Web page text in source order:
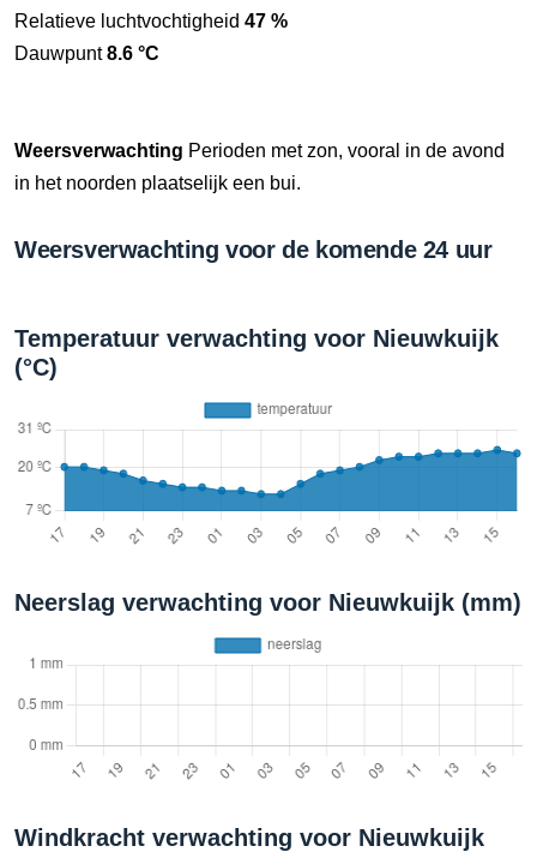
Relatieve luchtvochtigheid 47 %
Dauwpunt8.6 °C
Weersverwachting Perioden met zon, vooral in de avond
in het noorden plaatselijk een bui.
Weersverwachting voor de komende 24 uur
Temperatuur verwachting voor Nieuwkuijk
(°C)
Neerslag verwachting voor Nieuwkuijk (mm)
Windkracht verwachting voor Nieuwkuijk